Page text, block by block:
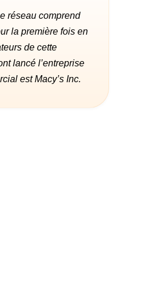
réseau comprend
la première fois en
de cette
lancé l’entreprise
est Macy’s Inc.